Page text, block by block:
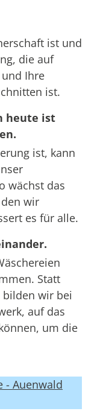
ist und
die auf
Ihre
ist.
heute ist
ist, kann
wächst das
wir
es für alle.
Statt
bilden wir bei
auf das
um die
- Auenwald